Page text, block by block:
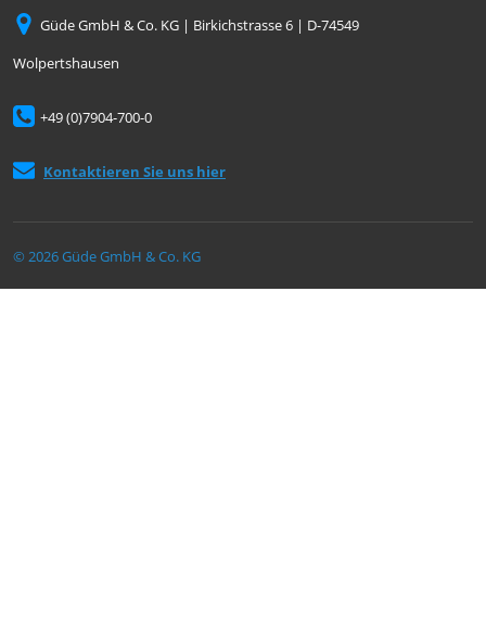
Güde GmbH & Co. KG | Birkichstrasse 6 | D-74549
Wolpertshausen
+49 (0)7904-700-0
Kontaktieren Sie uns hier
© 2026 Güde GmbH & Co. KG